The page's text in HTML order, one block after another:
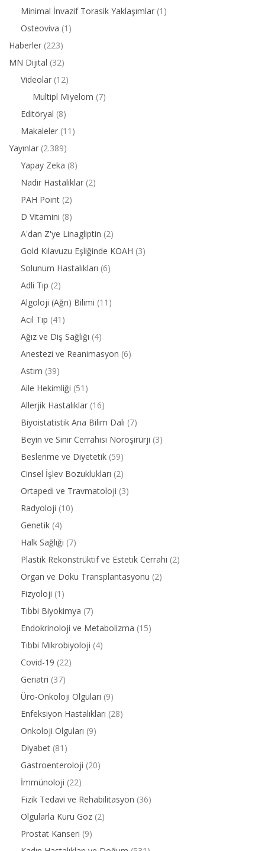
Minimal İnvazif Torasik Yaklaşımlar (1)
Osteoviva (1)
Haberler (223)
MN Dijital (32)
Videolar (12)
Multipl Miyelom (7)
Editöryal (8)
Makaleler (11)
Yayınlar (2.389)
Yapay Zeka (8)
Nadir Hastalıklar (2)
PAH Point (2)
D Vitamini (8)
A'dan Z'ye Linagliptin (2)
Gold Kılavuzu Eşliğinde KOAH (3)
Solunum Hastalıkları (6)
Adli Tıp (2)
Algoloji (Ağrı) Bilimi (11)
Acil Tıp (41)
Ağız ve Diş Sağlığı (4)
Anestezi ve Reanimasyon (6)
Astım (39)
Aile Hekimliği (51)
Allerjik Hastalıklar (16)
Biyoistatistik Ana Bilim Dalı (7)
Beyin ve Sinir Cerrahisi Nöroşirürji (3)
Beslenme ve Diyetetik (59)
Cinsel İşlev Bozuklukları (2)
Ortapedi ve Travmatoloji (3)
Radyoloji (10)
Genetik (4)
Halk Sağlığı (7)
Plastik Rekonstrüktif ve Estetik Cerrahi (2)
Organ ve Doku Transplantasyonu (2)
Fizyoloji (1)
Tıbbi Biyokimya (7)
Endokrinoloji ve Metabolizma (15)
Tıbbi Mikrobiyoloji (4)
Covid-19 (22)
Geriatri (37)
Üro-Onkoloji Olguları (9)
Enfeksiyon Hastalıkları (28)
Onkoloji Olguları (9)
Diyabet (81)
Gastroenteroloji (20)
İmmünoloji (22)
Fizik Tedavi ve Rehabilitasyon (36)
Olgularla Kuru Göz (2)
Prostat Kanseri (9)